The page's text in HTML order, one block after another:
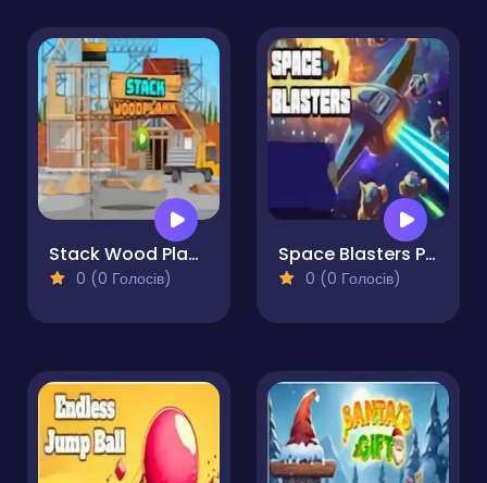
Stack Wood Planks Pro
0 (0 Голосів)
Space Blasters Pro
0 (0 Голосів)